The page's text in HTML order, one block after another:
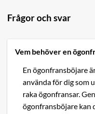
Frågor och svar
Vem behöver en
En ögonfransböjare
använda för dig som
raka ögonfransar.
ögonfransböjare kan